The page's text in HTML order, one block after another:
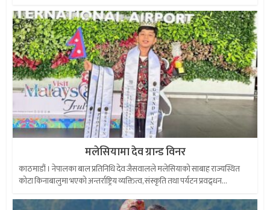
मलेसियामा देव ग्रान्ड विनर
काठमाडौं । नेपालका बाल प्रतिनिधि देव जैसवालले मलेसियाको साबाह राज्यस्थित
कोटा किनाबालुमा भएको अन्तर्राष्ट्रिय व्यक्तित्व, संस्कृति तथा पर्यटन प्रवद्र्धन...